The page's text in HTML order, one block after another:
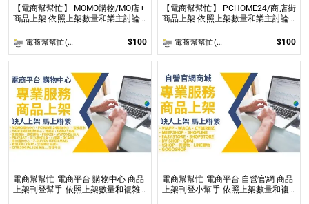
【電商幫幫忙】 MOMO購物/MO店+
商品上架 依照上架數量和業主討論
電商幫幫忙(電商平台代營運/電商上架/運營策略/網路行銷) $100
【電商幫幫忙】 PCHOME24/商店街
商品上架 依照上架數量和業主討論
電商幫幫忙(電商平台代營運/電商上架/運營策略/網路行銷) $100
電商幫幫忙 電商平台 購物中心 商品
上架刊登幫手 依照上架數量和複雜
電商幫幫忙 電商平台 自營官網 商品
上架刊登小幫手 依照上架數量和複